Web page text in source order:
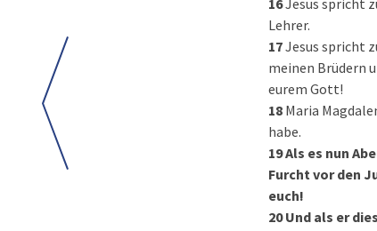
16Jesus spricht
Lehrer.
17Jesus spricht
meinen Brüdern
eurem Gott!
18 Maria
habe.
19Als es nun
Furcht vor den
euch!
20Und als er